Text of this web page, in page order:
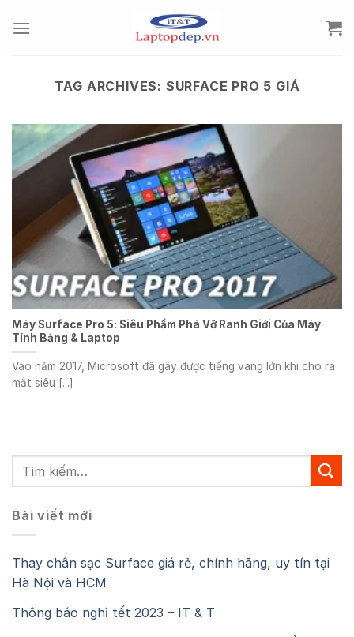
TAG ARCHIVES: SURFACE PRO 5 GIÁ
Máy Surface Pro 5: Siêu Phẩm Phá Vỡ Ranh Giới Của Máy
Tính Bảng & Laptop
Vào năm 2017, Microsoft đã gây được tiếng vang lớn khi cho ra
mắt siêu [...]
Bài viết mới
Thay chân sạc Surface giá rẻ, chính hãng, uy tín tại
Hà Nội và HCM
Thông báo nghỉ tết 2023 – IT & T